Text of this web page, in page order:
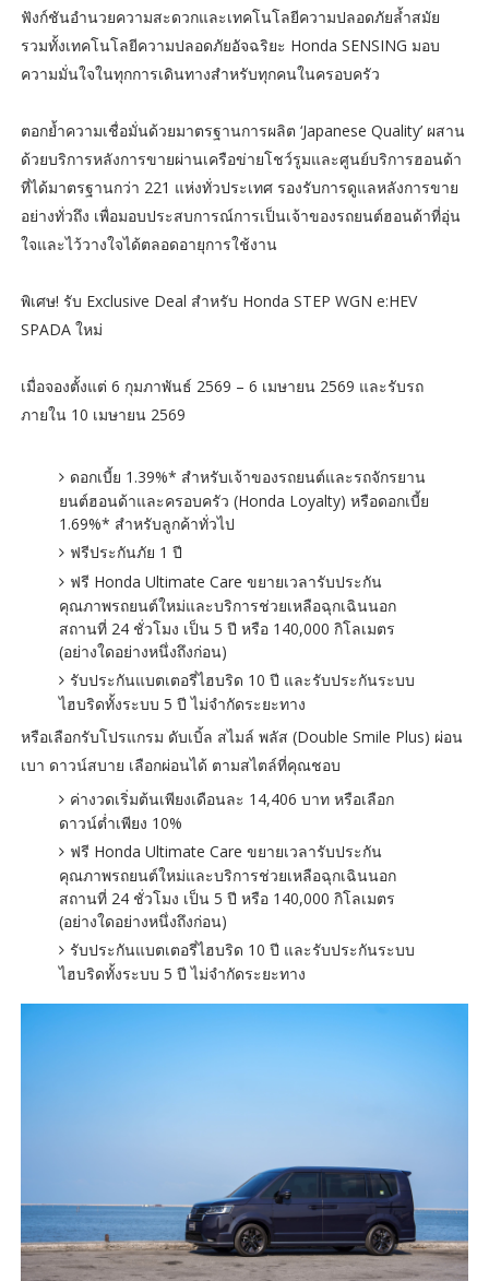
ฟังก์ชันอำนวยความสะดวกและเทคโนโลยีความปลอดภัยล้ำสมัย
รวมทั้งเทคโนโลยีความปลอดภัยอัจฉริยะ Honda SENSING มอบ
ความมั่นใจในทุกการเดินทางสำหรับทุกคนในครอบครัว
ตอกย้ำความเชื่อมั่นด้วยมาตรฐานการผลิต ‘Japanese Quality’ ผสาน
ด้วยบริการหลังการขายผ่านเครือข่ายโชว์รูมและศูนย์บริการฮอนด้า
ที่ได้มาตรฐานกว่า 221 แห่งทั่วประเทศ รองรับการดูแลหลังการขาย
อย่างทั่วถึง เพื่อมอบประสบการณ์การเป็นเจ้าของรถยนต์ฮอนด้าที่อุ่น
ใจและไว้วางใจได้ตลอดอายุการใช้งาน
พิเศษ! รับ Exclusive Deal สำหรับ Honda STEP WGN e:HEV
SPADA ใหม่
เมื่อจองตั้งแต่ 6 กุมภาพันธ์ 2569 – 6 เมษายน 2569 และรับรถ
ภายใน 10 เมษายน 2569
ดอกเบี้ย 1.39%* สำหรับเจ้าของรถยนต์และรถจักรยาน
ยนต์ฮอนด้าและครอบครัว (Honda Loyalty) หรือดอกเบี้ย
1.69%* สำหรับลูกค้าทั่วไป
ฟรีประกันภัย 1 ปี
ฟรี Honda Ultimate Care ขยายเวลารับประกัน
คุณภาพรถยนต์ใหม่และบริการช่วยเหลือฉุกเฉินนอก
สถานที่ 24 ชั่วโมง เป็น 5 ปี หรือ 140,000 กิโลเมตร
(อย่างใดอย่างหนึ่งถึงก่อน)
รับประกันแบตเตอรี่ไฮบริด 10 ปี และรับประกันระบบ
ไฮบริดทั้งระบบ 5 ปี ไม่จำกัดระยะทาง
หรือเลือกรับโปรแกรม ดับเบิ้ล สไมล์ พลัส (Double Smile Plus) ผ่อน
เบา ดาวน์สบาย เลือกผ่อนได้ ตามสไตล์ที่คุณชอบ
ค่างวดเริ่มต้นเพียงเดือนละ 14,406 บาท หรือเลือก
ดาวน์ต่ำเพียง 10%
ฟรี Honda Ultimate Care ขยายเวลารับประกัน
คุณภาพรถยนต์ใหม่และบริการช่วยเหลือฉุกเฉินนอก
สถานที่ 24 ชั่วโมง เป็น 5 ปี หรือ 140,000 กิโลเมตร
(อย่างใดอย่างหนึ่งถึงก่อน)
รับประกันแบตเตอรี่ไฮบริด 10 ปี และรับประกันระบบ
ไฮบริดทั้งระบบ 5 ปี ไม่จำกัดระยะทาง